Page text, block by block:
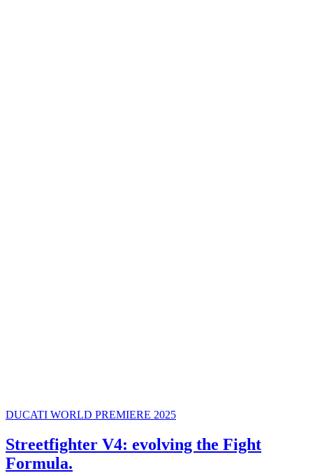
DUCATI WORLD PREMIERE 2025
Streetfighter V4: evolving the Fight
Formula.